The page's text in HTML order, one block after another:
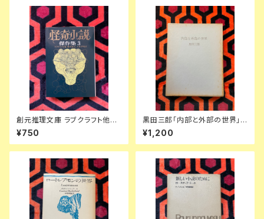
創元推理文庫 ラブクラフト他
「怪奇小説傑作集3」東京創元社
ディケンズ ビアース カバー:日
下弘 解説:平井呈一 アンソロジ
¥750
黒田三郎「内部と外部の世界」
初版 函入り 昭森社 評論集
¥1,200